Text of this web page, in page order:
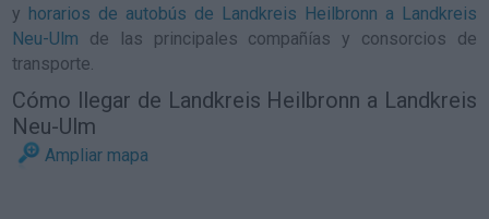
y horarios de autobús de Landkreis Heilbronn a Landkreis
Neu-Ulm de las principales compañías y consorcios de
transporte.
Cómo llegar de Landkreis Heilbronn a Landkreis
Neu-Ulm
Ampliar mapa